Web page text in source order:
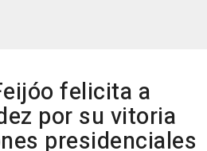
felicita a
por su vitoria
presidenciales